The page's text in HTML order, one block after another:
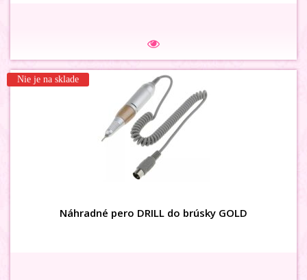
3D karusel HEART
Nie je na sklade
Náhradné pero DRILL do brúsky GOLD